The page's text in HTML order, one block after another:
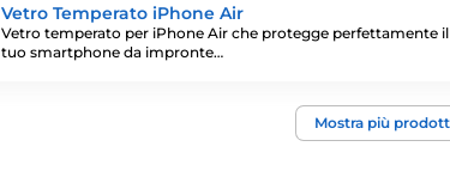
Vetro Temperato iPhone Air
Vetro temperato per iPhone Air che protegge perfettamente
tuo smartphone da impronte…
Mostra più